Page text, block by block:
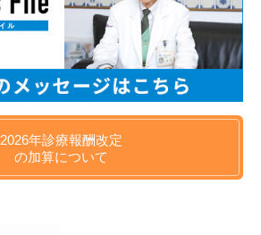
2026年診療報酬改定
の加算について